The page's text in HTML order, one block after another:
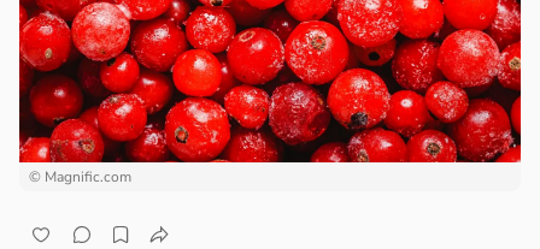
© Magnific.com